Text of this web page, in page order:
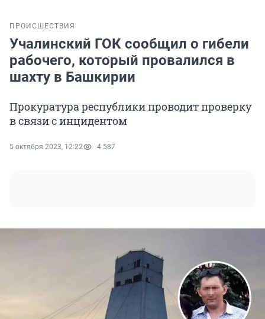
ПРОИСШЕСТВИЯ
Учалинский ГОК сообщил о гибели
рабочего, который провалился в
шахту в Башкирии
Прокуратура республики проводит проверку
в связи с инцидентом
5 октября 2023, 12:22 4 587